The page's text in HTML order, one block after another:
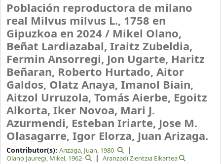
Población reproductora de milano
real Milvus milvus L., 1758 en
Gipuzkoa en 2024 / Mikel Olano,
Beñat Lardiazabal, Iraitz Zubeldia,
Fermin Ansorregi, Jon Ugarte, Haritz
Beñaran, Roberto Hurtado, Aitor
Galdos, Olatz Anaya, Imanol Biain,
Aitzol Urruzola, Tomás Aierbe, Egoitz
Alkorta, Iker Novoa, Mari J.
Azurmendi, Esteban Iriarte, Jose M.
Olasagarre, Igor Elorza, Juan Arizaga.
Contributor(s): Arizaga, Juan, 1980-
Olano Jauregi, Mikel, 1962- Aranzadi Zientzia Elkartea